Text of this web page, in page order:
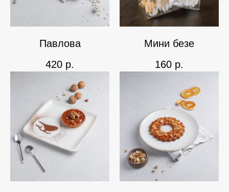
Павлова
420 р.
Мини безе
160 р.